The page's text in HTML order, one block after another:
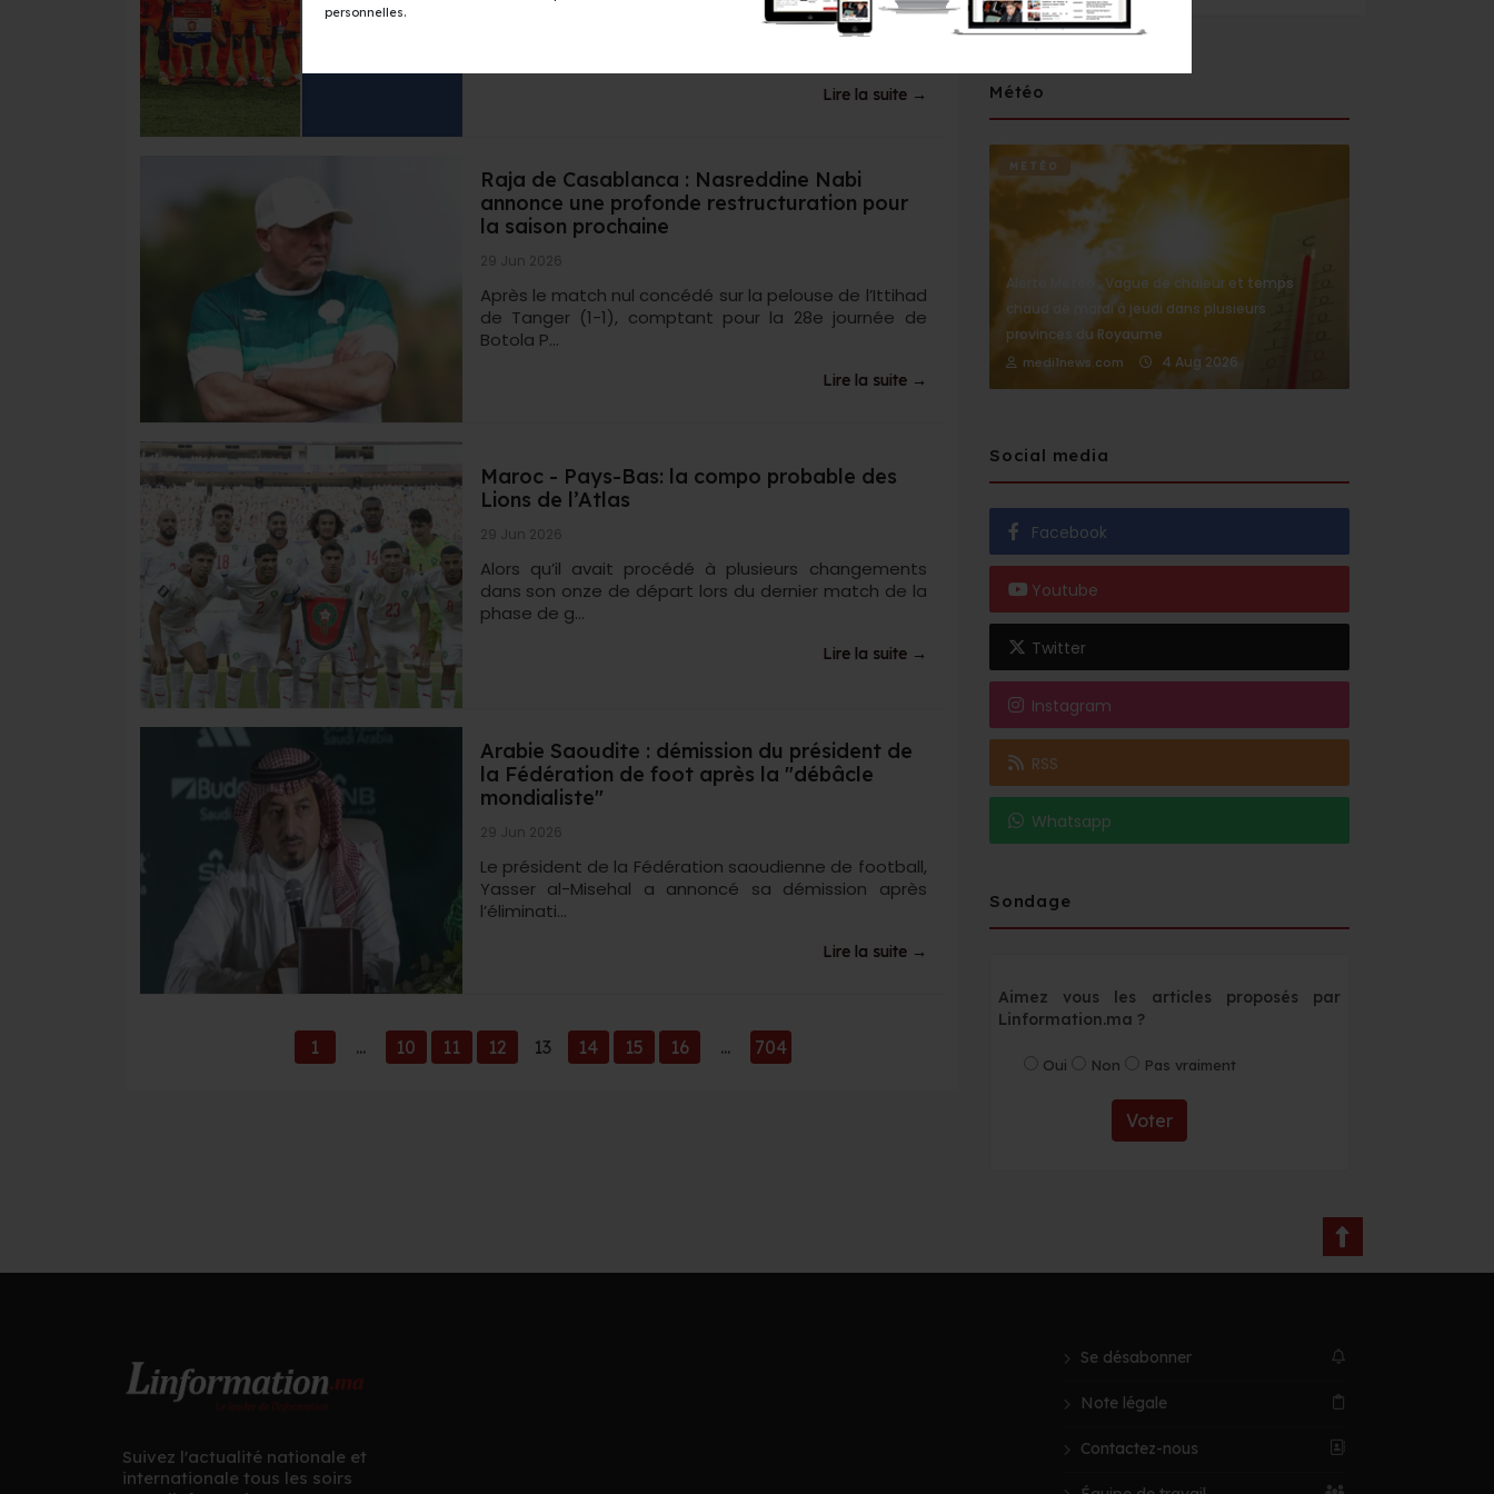
personnelles.
L'élimination de l’Oranje face aux Lions (1-1, 2-3 t.a.b.)
en seizièmes de finale de la CdM en cours a
Lire la suite →
Raja de Casablanca : Nasreddine Nabi
annonce une profonde restructuration pour
la saison prochaine
29 Jun 2026
Après le match nul concédé sur la pelouse de l’Ittihad
de Tanger (1-1), comptant pour la 28e journée de
Botola P...
Lire la suite →
Maroc - Pays-Bas: la compo probable des
Lions de l’Atlas
29 Jun 2026
Alors qu’il avait procédé à plusieurs changements
dans son onze de départ lors du dernier match de la
phase de g...
Lire la suite →
Arabie Saoudite : démission du président de
la Fédération de foot après la "débâcle
mondialiste"
29 Jun 2026
Le président de la Fédération saoudienne de football,
Yasser al-Misehal a annoncé sa démission après
l’éliminati...
Lire la suite →
1 ... 10 11 12 13 14 15 16 ... 704
Météo
METÉO
Alerte Météo : Vague de chaleur et temps
chaud de mardi à jeudi dans plusieurs
provinces du Royaume
medi1news.com 4 Aug 2026
Social media
Facebook
Youtube
Twitter
Instagram
RSS
Whatsapp
Sondage
Aimez vous les articles proposés par
Linformation.ma ?
Oui Non Pas vraiment
Voter
Suivez l'actualité nationale et
internationale tous les soirs
Se désabonner
Note légale
Contactez-nous